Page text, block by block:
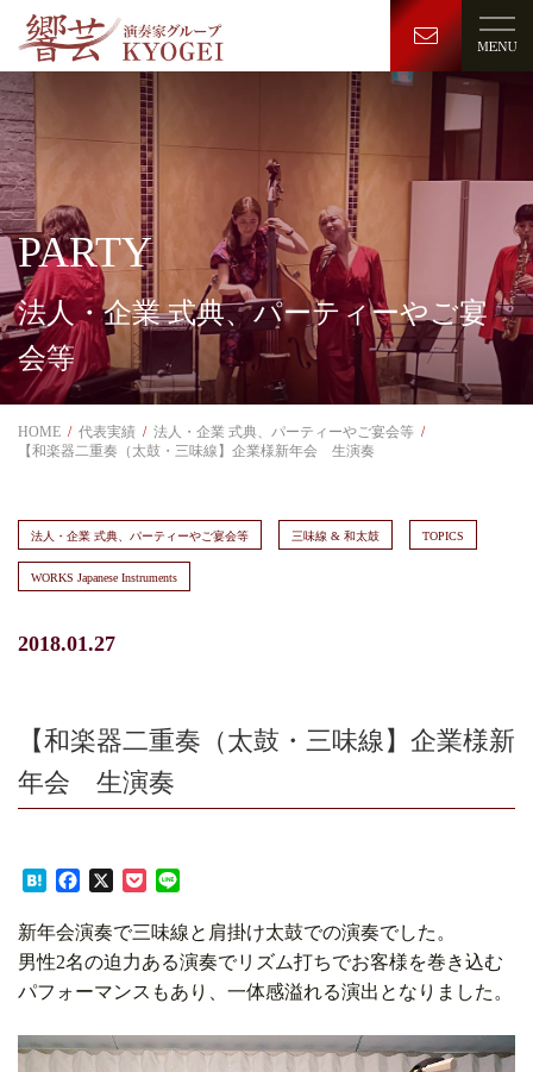
PARTY
法人・企業 式典、パーティーやご宴
会等
HOME 代表実績
法人・企業 式典、パーティーやご宴会等
【和楽器二重奏（太鼓・三味線】企業様新年会 生演奏
法人・企業 式典、パーティーやご宴会等 三味線 & 和太鼓 TOPICS
WORKS Japanese Instruments
2018.01.27
【和楽器二重奏（太鼓・三味線】企業様新
年会 生演奏
HatenaFacebook
X Pocket
新年会演奏で三味線と肩掛け太鼓での演奏でした。
男性2名の迫力ある演奏でリズム打ちでお客様を巻き込む
パフォーマンスもあり、一体感溢れる演出となりました。